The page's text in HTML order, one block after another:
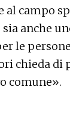
al campo
sia anche
le
chieda di
comune».